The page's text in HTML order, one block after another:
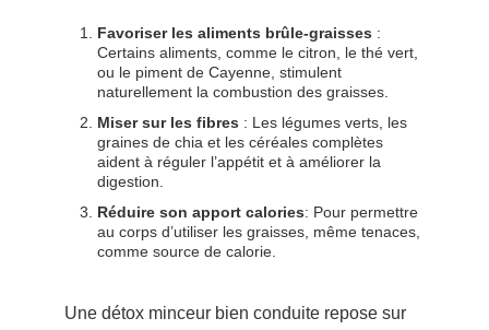
Favoriser les aliments brûle-graisses :
Certains aliments, comme le citron, le thé vert,
ou le piment de Cayenne, stimulent
naturellement la combustion des graisses.
Miser sur les fibres : Les légumes verts, les
graines de chia et les céréales complètes
aident à réguler l’appétit et à améliorer la
digestion.
Réduire son apport calories: Pour permettre
au corps d’utiliser les graisses, même tenaces,
comme source de calorie.
Une détox minceur bien conduite repose sur